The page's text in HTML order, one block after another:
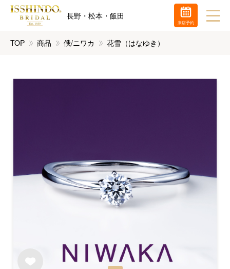
長野・松本・飯田
TOP 商品 俄/ニワカ 花雪（はなゆき）
来店予約